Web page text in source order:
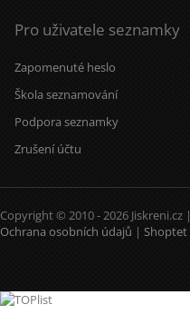
Pro uživatele seznamky
Zapomenuté heslo
Škola seznamování
Podpora seznamky
Zrušení účtu
Copyright © 2010 - 2026 Jiskreni.cz |
Ochrana osobních údajů | Shoptet